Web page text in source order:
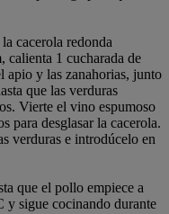
cacerola redonda
calienta 1 cucharada de
apio y las zanahorias, junto
que las verduras
Vierte el vino espumoso
para desglasar la cacerola.
verduras e introdúcelo en
que el pollo empiece a
y sigue cocinando durante